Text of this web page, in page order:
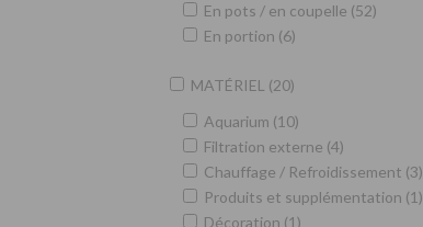
En pots / en coupelle (52)
En portion (6)
MATÉRIEL (20)
Aquarium (10)
Filtration externe (4)
Chauffage / Refroidissement (3)
Produits et supplémentation (1)
Décoration (1)